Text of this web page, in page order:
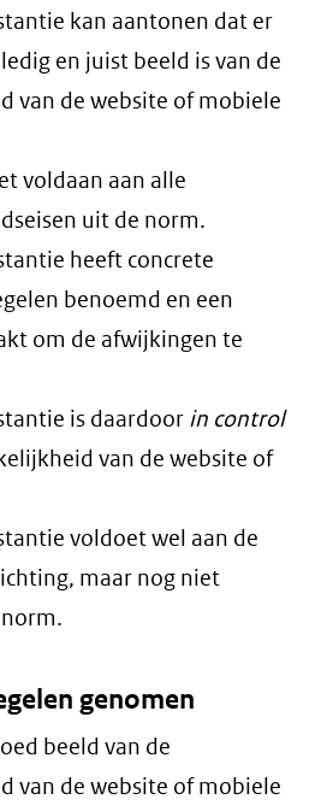
kan aantonen dat er
en juist beeld is van de
van de website of mobiele
voldaan aan alle
uit de norm.
heeft concrete
benoemd en een
om de afwijkingen te
is daardoor in control
van de website of
voldoet wel aan de
maar nog niet
genomen
beeld van de
van de website of mobiele